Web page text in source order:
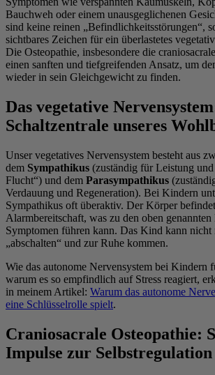
Bauchweh oder einem unausgeglichenen
sind keine reinen „Befindlichkeitsstörungen“,
sichtbares Zeichen für ein überlastetes
Die Osteopathie, insbesondere die
einen sanften und tiefgreifenden Ansatz, um
wieder in sein Gleichgewicht zu finden.
Das vegetative
Schaltzentrale unseres
Unser vegetatives Nervensystem besteht aus
dem Sympathikus (zuständig für Leistung
Flucht“) und dem Parasympathikus
Verdauung und Regeneration). Bei Kindern
Sympathikus oft überaktiv. Der Körper
Alarmbereitschaft, was zu den oben
Symptomen führen kann. Das Kind kann nicht
„abschalten“ und zur Ruhe kommen.
Wie das autonome Nervensystem bei Kindern
warum es so empfindlich auf Stress reagiert,
in meinem Artikel: Warum das autonome
eine Schlüsselrolle spielt.
Craniosacrale Osteopathie:
Impulse zur Selbstregulation